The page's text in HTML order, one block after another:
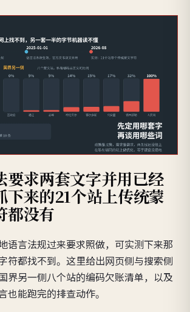
要求两套文字并用已经
下来的21个站上传统蒙
都没有
语言法规过来要求照做，可实测下来那
符都找不到。这里给出网页侧与搜索侧
界另一侧八个站的编码欠账清单，以及
也能跑完的排查动作。